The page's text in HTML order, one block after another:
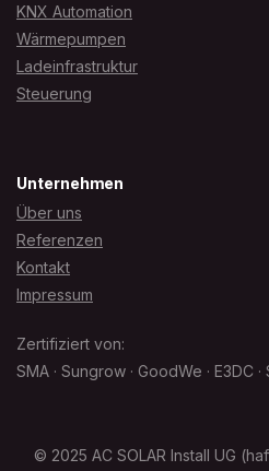
KNX Automation
Wärmepumpen
Ladeinfrastruktur
Steuerung
Unternehmen
Über uns
Referenzen
Kontakt
Impressum
Zertifiziert von:
SMA · Sungrow · GoodWe · E3DC
© 2025 AC SOLAR Install UG